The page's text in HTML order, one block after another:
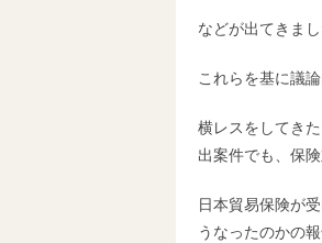
などが出てきま
これらを基に議
横レスをしてき
出案件でも、保
日本貿易保険が
うなったのかの